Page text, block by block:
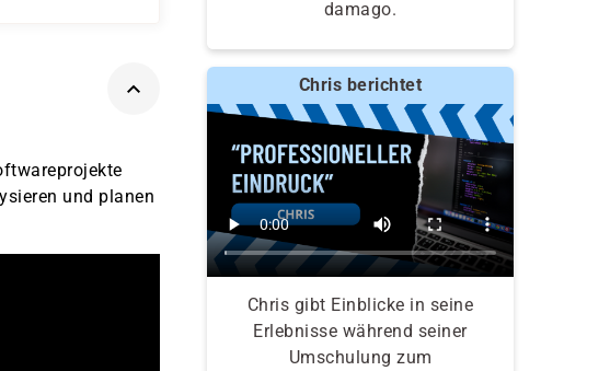
und planen
damago.
Chris berichtet
Chris gibt Einblicke in seine
Erlebnisse während seiner
Umschulung zum